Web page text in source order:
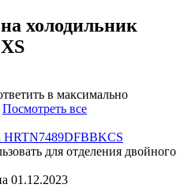
холодильник
в максимально
Поcмотреть все
HRTN7489DFBBKCS
для отделения двойного
01.12.2023